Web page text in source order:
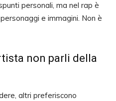
personali, ma nel rap è
e immagini. Non è
non parli della
altri preferiscono